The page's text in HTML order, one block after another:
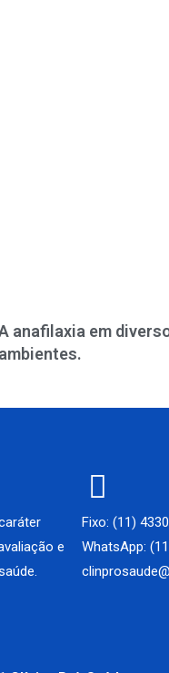
anafilaxia em
ambientes.
e
Fixo: (11)
WhatsApp: